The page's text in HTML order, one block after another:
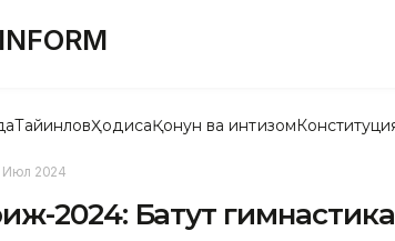
ТайинловҲодисаҚонун ва интизом
Июл 2024
2024: Батут